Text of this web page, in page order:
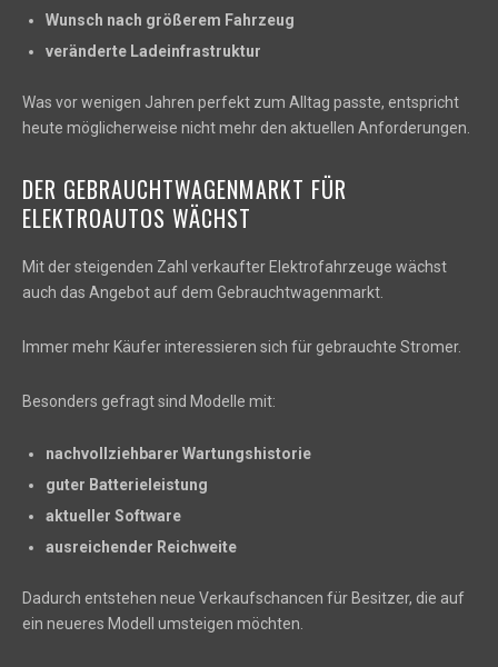
Wunsch nach größerem Fahrzeug
veränderte Ladeinfrastruktur
Was vor wenigen Jahren perfekt zum Alltag passte, entspricht
heute möglicherweise nicht mehr den aktuellen Anforderungen.
DER GEBRAUCHTWAGENMARKT FÜR
ELEKTROAUTOS WÄCHST
Mit der steigenden Zahl verkaufter Elektrofahrzeuge wächst
auch das Angebot auf dem Gebrauchtwagenmarkt.
Immer mehr Käufer interessieren sich für gebrauchte Stromer.
Besonders gefragt sind Modelle mit:
nachvollziehbarer Wartungshistorie
guter Batterieleistung
aktueller Software
ausreichender Reichweite
Dadurch entstehen neue Verkaufschancen für Besitzer, die auf
ein neueres Modell umsteigen möchten.